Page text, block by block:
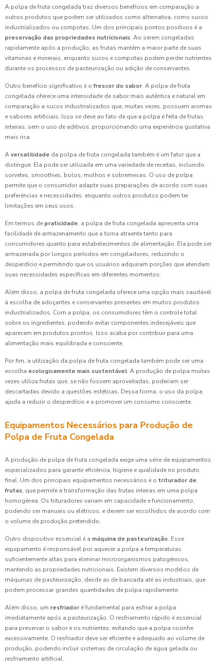
A polpa de fruta congelada traz diversos benefícios em comparação a
outros produtos que podem ser utilizados como alternativa, como sucos
industrializados ou compotas. Um dos principais pontos positivos é a
preservação das propriedades nutricionais. Ao serem congeladas
rapidamente após a produção, as frutas mantêm a maior parte de suas
vitaminas e minerais, enquanto sucos e compotas podem perder nutrientes
durante os processos de pasteurização ou adição de conservantes.
Outro benefício significativo é o frescor do sabor. A polpa de fruta
congelada oferece uma intensidade de sabor mais autêntica e natural em
comparação a sucos industrializados que, muitas vezes, possuem aromas
e sabores artificiais. Isso se deve ao fato de que a polpa é feita de frutas
inteiras, sem o uso de aditivos, proporcionando uma experiência gustativa
mais rica.
Aversatilidade da polpa de fruta congelada também é um fator que a
distingue. Ela pode ser utilizada em uma variedade de receitas, incluindo
sorvetes, smoothies, bolos, molhos e sobremesas. O uso de polpa
permite que o consumidor adapte suas preparações de acordo com suas
preferências e necessidades, enquanto outros produtos podem ter
limitações em seus usos.
Em termos de praticidade, a polpa de fruta congelada apresenta uma
facilidade de armazenamento que a torna atraente tanto para
consumidores quanto para estabelecimentos de alimentação. Ela pode ser
armazenada por longos períodos em congeladores, reduzindo o
desperdício e permitindo que os usuários adquiram porções que atendam
suas necessidades específicas em diferentes momentos.
Além disso, a polpa de fruta congelada oferece uma opção mais saudável
à escolha de adoçantes e conservantes presentes em muitos produtos
industrializados. Com a polpa, os consumidores têm o controle total
sobre os ingredientes, podendo evitar componentes indesejáveis que
aparecem em produtos prontos. Isso acaba por contribuir para uma
alimentação mais equilibrada e consciente.
Por fim, a utilização da polpa de fruta congelada também pode ser uma
escolha ecologicamente mais sustentável. A produção de polpa muitas
vezes utiliza frutas que, se não fossem aproveitadas, poderiam ser
descartadas devido a questões estéticas. Dessa forma, o uso da polpa
ajuda a reduzir o desperdício e a promover um consumo consciente.
Equipamentos Necessários para Produção de
Polpa de Fruta Congelada
A produção de polpa de fruta congelada exige uma série de equipamentos
especializados para garantir eficiência, higiene e qualidade no produto
final. Um dos principais equipamentos necessários é o triturador de
frutas, que permite a transformação das frutas inteiras em uma polpa
homogênea. Os trituradores variam em capacidade e funcionamento,
podendo ser manuais ou elétricos, e devem ser escolhidos de acordo com
o volume de produção pretendido.
Outro dispositivo essencial é a máquina de pasteurização. Esse
equipamento é responsável por aquecer a polpa a temperaturas
suficientemente altas para eliminar microorganismos patogênicos,
mantendo as propriedades nutricionais. Existem diversos modelos de
máquinas de pasteurização, desde as de bancada até as industriais, que
podem processar grandes quantidades de polpa rapidamente.
Além disso, um resfriador é fundamental para esfriar a polpa
imediatamente após a pasteurização. O resfriamento rápido é essencial
para preservar o sabor e os nutrientes, evitando que a polpa cozinhe
excessivamente. O resfriador deve ser eficiente e adequado ao volume de
produção, podendo incluir sistemas de circulação de água gelada ou
resfriamento artificial.